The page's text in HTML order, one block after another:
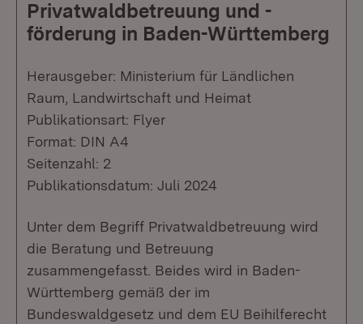
Privatwaldbetreuung und -
förderung in Baden-Württemberg
Herausgeber: Ministerium für Ländlichen
Raum, Landwirtschaft und Heimat
Publikationsart: Flyer
Format: DIN A4
Seitenzahl: 2
Publikationsdatum: Juli 2024
Unter dem Begriff Privatwaldbetreuung wird
die Beratung und Betreuung
zusammengefasst. Beides wird in Baden-
Württemberg gemäß der im
Bundeswaldgesetz und dem EU Beihilferecht